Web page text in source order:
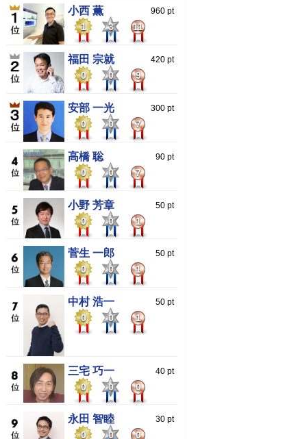
小西 薫 960 pt
1 3 11
福田 宗就 420 pt
0 0 9
安部 一光 300 pt
0 0 7
高橋 聡 90 pt
0 0 7
小野 芳章 50 pt
0 0 1
菅生 一郎 50 pt
0 0 1
中村 浩一 50 pt
0 0 1
三宅 巧一 40 pt
0 0 0
永田 智睦 30 pt
0 0 0